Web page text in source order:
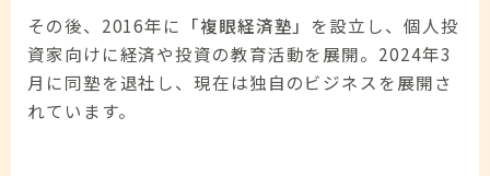
その後、2016年に 「複眼経済塾」 を設立し、個人投
資家向けに経済や投資の教育活動を展開。2024年3
月に同塾を退社し、現在は独自のビジネスを展開さ
れています。